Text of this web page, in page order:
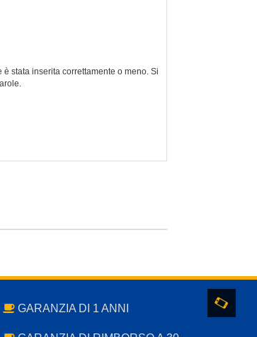
stata inserita correttamente o meno. Si
GARANZIA DI 1 ANNI